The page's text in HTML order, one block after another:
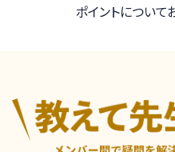
ポイントについて